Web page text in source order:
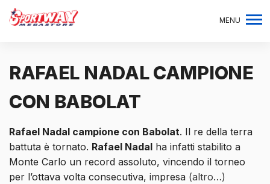
MENU
RAFAEL NADAL CAMPIONE
CON BABOLAT
Rafael Nadal campione con Babolat. Il re della terra
battuta è tornato. Rafael Nadal ha infatti stabilito a
Monte Carlo un record assoluto, vincendo il torneo
per l’ottava volta consecutiva, impresa (altro…)